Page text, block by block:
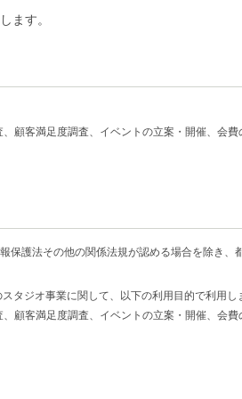
ます。
客満足度調査、イベントの立案・開催、会費
護法その他の関係法規が認める場合を除き、
タジオ事業に関して、以下の利用目的で利用し
客満足度調査、イベントの立案・開催、会費